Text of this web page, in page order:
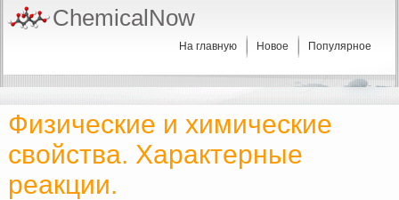
ChemicalNow
На главную Новое Популярное
Физические и химические
свойства. Характерные
реакции.